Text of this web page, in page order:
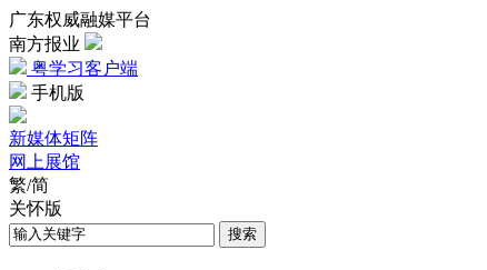
广东权威融媒平台
南方报业
粤学习客户端
手机版
新媒体矩阵
网上展馆
繁/简
关怀版
搜索